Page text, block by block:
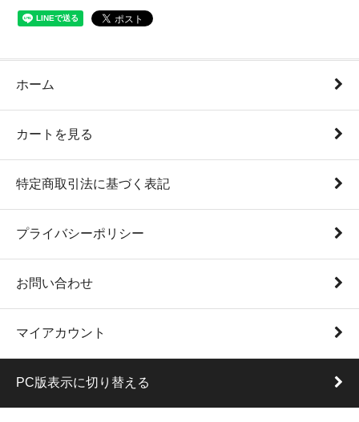
ホーム
カートを見る
特定商取引法に基づく表記
プライバシーポリシー
お問い合わせ
マイアカウント
PC版表示に切り替える